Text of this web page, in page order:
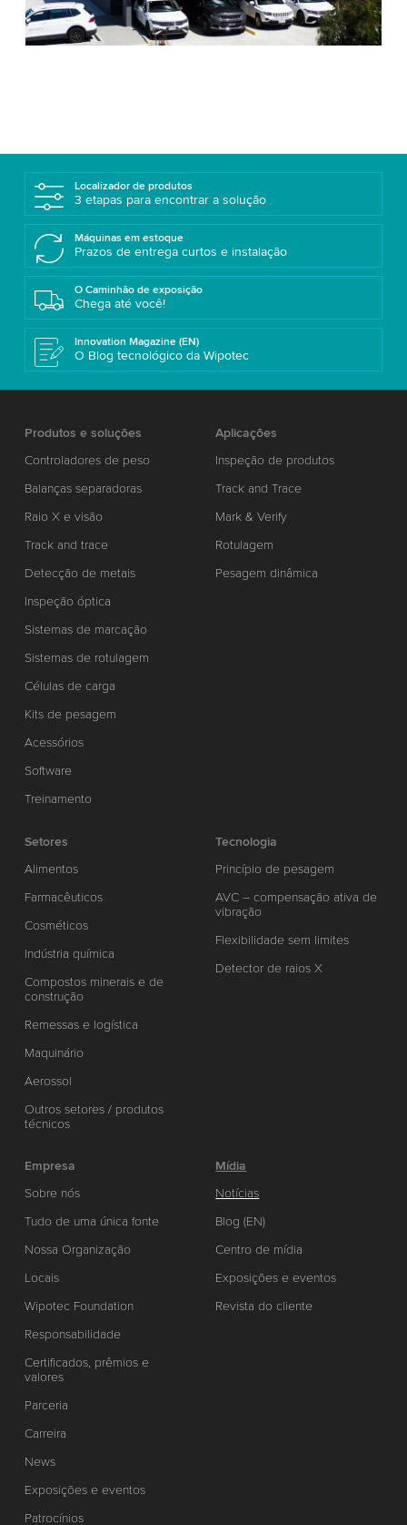
Localizador de produtos
3 etapas para encontrar a solução
Máquinas em estoque
Prazos de entrega curtos e instalação
O Caminhão de exposição
Chega até você!
Innovation Magazine (EN)
O Blog tecnológico da Wipotec
Produtos e soluções
Controladores de peso
Balanças separadoras
Raio X e visão
Track and trace
Detecção de metais
Inspeção óptica
Sistemas de marcação
Sistemas de rotulagem
Células de carga
Kits de pesagem
Acessórios
Software
Treinamento
Aplicações
Inspeção de produtos
Track and Trace
Mark & Verify
Rotulagem
Pesagem dinâmica
Setores
Alimentos
Farmacêuticos
Cosméticos
Indústria química
Compostos minerais e de
construção
Remessas e logística
Maquinário
Aerossol
Outros setores / produtos
técnicos
Tecnologia
Princípio de pesagem
AVC – compensação ativa de
vibração
Flexibilidade sem limites
Detector de raios X
Empresa
Sobre nós
Tudo de uma única fonte
Nossa Organização
Locais
Wipotec Foundation
Responsabilidade
Certificados, prêmios e
valores
Parceria
Carreira
News
Exposições e eventos
Patrocínios
Mídia
Notícias
Blog (EN)
Centro de mídia
Exposições e eventos
Revista do cliente